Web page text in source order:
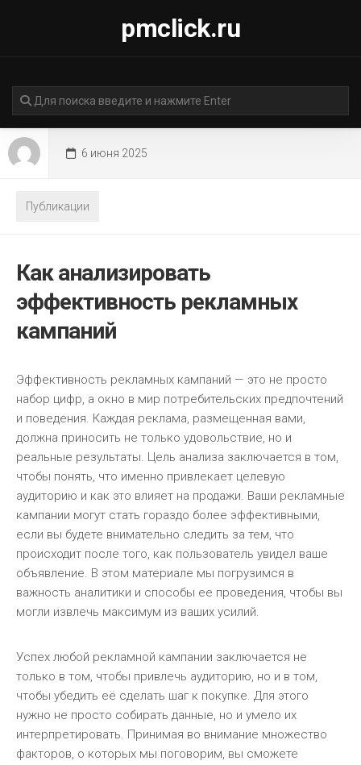
pmclick.ru
6 июня 2025
Публикации
Как анализировать
эффективность рекламных
кампаний
Эффективность рекламных кампаний — это не просто
набор цифр, а окно в мир потребительских предпочтений
и поведения. Каждая реклама, размещенная вами,
должна приносить не только удовольствие, но и
реальные результаты. Цель анализа заключается в том,
чтобы понять, что именно привлекает целевую
аудиторию и как это влияет на продажи. Ваши рекламные
кампании могут стать гораздо более эффективными,
если вы будете внимательно следить за тем, что
происходит после того, как пользователь увидел ваше
объявление. В этом материале мы погрузимся в
важность аналитики и способы ее проведения, чтобы вы
могли извлечь максимум из ваших усилий.
Успех любой рекламной кампании заключается не
только в том, чтобы привлечь аудиторию, но и в том,
чтобы убедить её сделать шаг к покупке. Для этого
нужно не просто собирать данные, но и умело их
интерпретировать. Принимая во внимание множество
факторов, о которых мы поговорим, вы сможете